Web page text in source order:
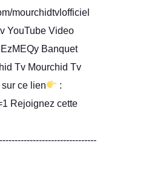
mourchidtvlofficiel
YouTube Video
Banquet
Tv Mourchid Tv
ce lien
:
Rejoignez cette